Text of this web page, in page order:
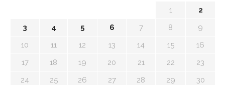
1
2
3
4 5 6 7 8
9
10
11 12 13 14 15
16
17
18 19 20 21 22
23
24
25 26 27 28 29
30